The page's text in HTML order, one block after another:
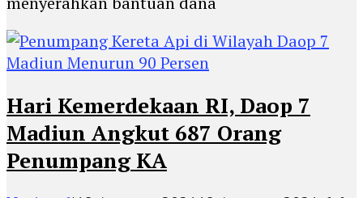
Hari Kemerdekaan RI, Daop 7
Madiun Angkut 687 Orang
Penumpang KA